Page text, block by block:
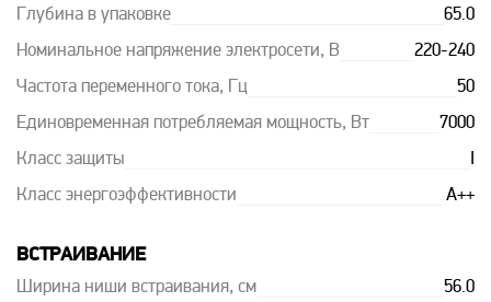
Глубина в упаковке 65.0
Номинальное напряжение электросети, В 220-240
Частота переменного тока, Гц 50
Единовременная потребляемая мощность, Вт 7000
Класс защиты
Класс энергоэффективности A++
ВСТРАИВАНИЕ
Ширина ниши встраивания, см 56.0